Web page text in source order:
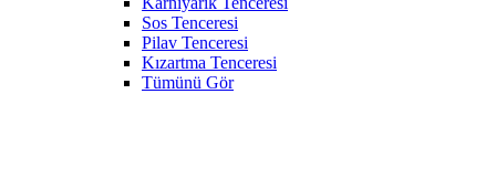
Sos Tenceresi
Pilav Tenceresi
Kızartma Tenceresi
Tümünü Gör